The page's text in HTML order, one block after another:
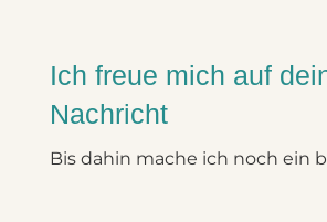
Ich freue mich auf
Nachricht
Bis dahin mache ich noch ein